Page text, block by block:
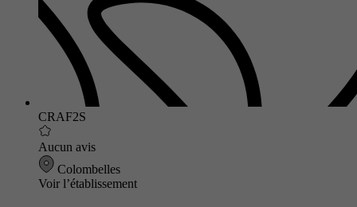
CRAF2S
Aucun avis
Colombelles
Voir l’établissement